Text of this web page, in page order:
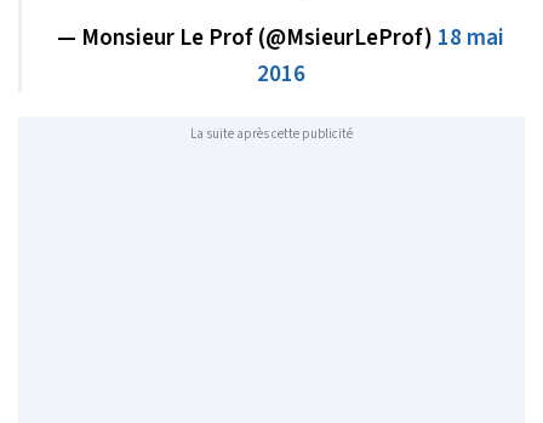
— Monsieur Le Prof (@MsieurLeProf) 18 mai
2016
La suite après cette publicité